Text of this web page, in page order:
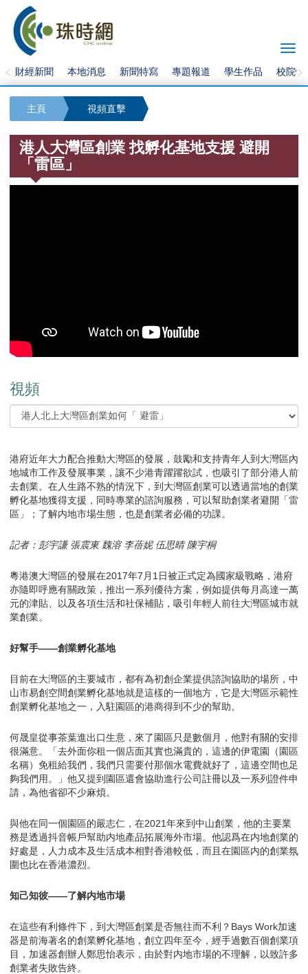
財經新聞 本地消息 新聞特寫 專題報道 學生作品 校院快
主頁 視頻直擊
港人大灣區創業 找孵化基地支援 避開
「雷區」
視頻
港府近年大力配合推動大灣區的發展，鼓勵和支持青年人到大灣區內
地城市工作及發展事業，讓不少港青躍躍欲試，也吸引了部分港人前
去創業。在人生路不熟的情況下，到大灣區創業可以透過當地的創業
孵化基地獲得支援，同時專業的諮詢服務，可以幫助創業者避開「雷
區」；了解内地市場生態，也是創業者必備的功課。
記者：彭宇謙 張震東 魏溶 李蓓妮 伍思晴 陳宇桐
粵港澳大灣區的發展在2017年7月1日被正式定為國家級戰略，港府
亦隨即呼應有關政策，推出一系列優待方案，例如提供每月高達一萬
元的津貼、以及各項生活和社保補貼，吸引年輕人前往大灣區城市就
業創業。
好幫手——創業孵化基地
目前在大灣區的主要城市，都有為初創企業提供諮詢協助的場所，中
山市易創空間創業孵化基地就是這樣的一個地方，它是大灣區示範性
創業孵化基地之一，入駐園區的港商得到不少的幫助。
何晟皇從事茶葉進出口生意，來了園區只是數個月，他對有關的安排
很滿意。「去外面你租一個店面其實也滿貴的，這邊的伊電園（園區
名稱）免租給我們，我們只需要付那個水電費就好了，這邊空間也足
夠我們用。」他又提到園區還會協助進行公司註冊以及一系列證件申
請，為他省卻不少麻煩。
與他在同一個園區的嚴志仁，在2021年來到中山創業，他的主要業
務是透過抖音帳戶幫助内地產品拓展海外市場。他認爲在内地創業的
好處是，人力成本及生活成本相對香港較低，而且在園區内的創業氛
圍也比在香港濃烈。
知己知彼——了解内地市場
在這些有利條件下，到大灣區創業是否無往而不利？Bays Work加速
器是前海著名的創業孵化基地，創立四年至今，經手過數百個創業項
目，加速器創辦人鄭思怡表示，由於對内地市場的不理解，以致許多
創業者失敗告終。